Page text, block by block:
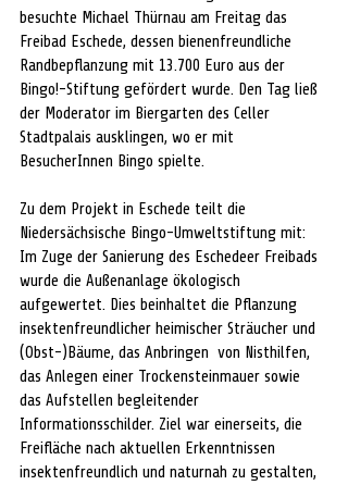
besuchte Michael Thürnau am Freitag das
Freibad Eschede, dessen bienenfreundliche
Randbepflanzung mit 13.700 Euro aus der
Bingo!-Stiftung gefördert wurde. Den Tag ließ
der Moderator im Biergarten des Celler
Stadtpalais ausklingen, wo er mit
BesucherInnen Bingo spielte.
Zu dem Projekt in Eschede teilt die
Niedersächsische Bingo-Umweltstiftung mit:
Im Zuge der Sanierung des Eschedeer Freibads
wurde die Außenanlage ökologisch
aufgewertet. Dies beinhaltet die Pflanzung
insektenfreundlicher heimischer Sträucher und
(Obst-)Bäume, das Anbringen  von Nisthilfen,
das Anlegen einer Trockensteinmauer sowie
das Aufstellen begleitender
Informationsschilder. Ziel war einerseits, die
Freifläche nach aktuellen Erkenntnissen
insektenfreundlich und naturnah zu gestalten,